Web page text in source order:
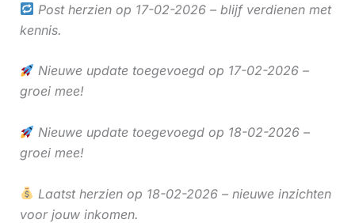
Post herzien op 17-02-2026 – blijf verdienen met
kennis.
Nieuwe update toegevoegd op 17-02-2026 –
groei mee!
Nieuwe update toegevoegd op 18-02-2026 –
groei mee!
Laatst herzien op 18-02-2026 – nieuwe inzichten
voor jouw inkomen.